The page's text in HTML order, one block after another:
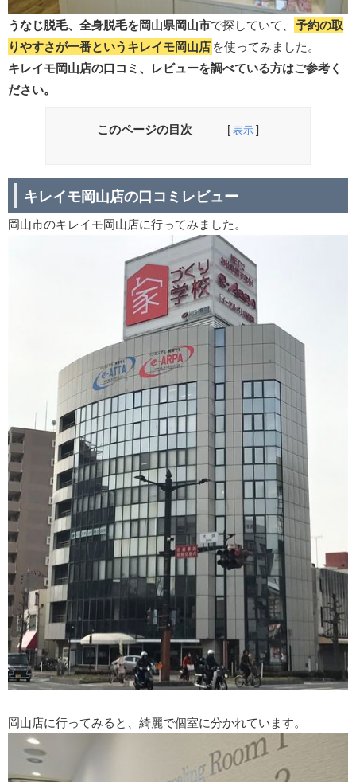
うなじ脱毛、全身脱毛を岡山県岡山市で探していて、
予約の取
りやすさが一番というキレイモ岡山店 を使ってみました。
キレイモ岡山店の口コミ、レビューを調べている方はご参考く
ださい。
このページの目次
キレイモ岡山店の口コミレビュー
岡山市のキレイモ岡山店に行ってみました。
岡山店に行ってみると、綺麗で個室に分かれています。